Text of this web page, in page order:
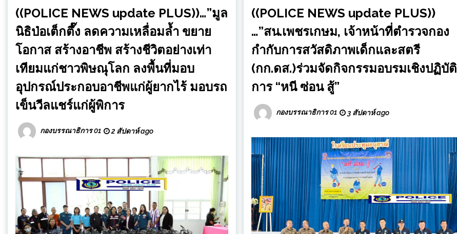
((POLICE NEWS update PLUS))…”มูล
นิธิป่อเต็กตึ๊ง ลดความเหลื่อมล้ำ ขยาย
โอกาส สร้างอาชีพ สร้างชีวิตอย่างเท่า
เทียมแก่ชาวพิษณุโลก ลงพื้นที่มอบ
อุปกรณ์ประกอบอาชีพแก่ผู้ยากไร้ มอบรถ
เข็นวีลแชร์แก่ผู้พิการ
กองบรรณาธิการ 01 2 สัปดาห์ ago
((POLICE NEWS update PLUS))
…”สน.เพชรเกษม, เจ้าหน้าที่ตำรวจกอง
กำกับการสวัสดิภาพเด็กและสตรี
(กก.ดส.)ร่วมจัดกิจกรรมอบรมเชิงปฏิบัติ
การ “หนี ซ่อน สู้”
กองบรรณาธิการ 01 3 สัปดาห์ ago